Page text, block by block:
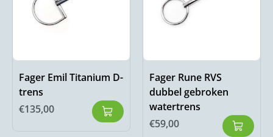
Fager Emil Titanium D-
trens
€135,00
Fager Rune RVS
dubbel gebroken
watertrens
€59,00